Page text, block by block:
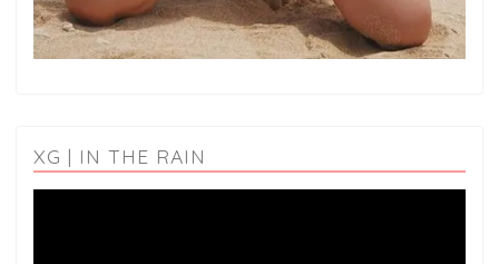
XG | IN THE RAIN